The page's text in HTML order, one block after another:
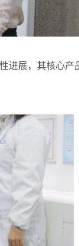
展，其核心产